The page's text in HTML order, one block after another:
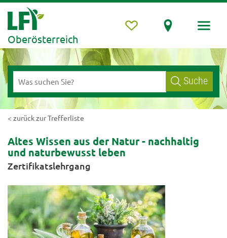
Oberösterreich
Suche
< zurück zur Trefferliste
Altes Wissen aus der Natur - nachhaltig
und naturbewusst leben
Zertifikatslehrgang